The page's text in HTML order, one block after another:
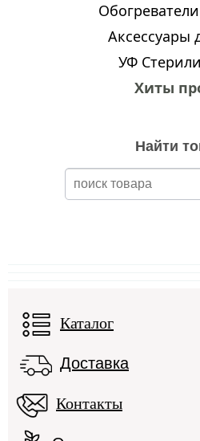
Аксессуары
УФ
Хиты
Найти
Каталог
Доставка
Контакты